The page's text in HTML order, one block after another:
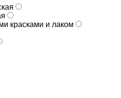
красками и лаком